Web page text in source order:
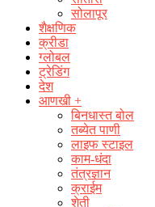
सोलापूर
शैक्षणिक
क्रीडा
ग्लोबल
ट्रेडिंग
देश
आणखी +
बिनधास्त बोल
तब्येत पाणी
लाइफ स्टाइल
काम-धंदा
तंत्रज्ञान
क्राईम
शेती